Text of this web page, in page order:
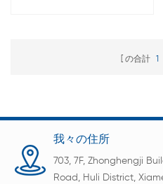
の合計 1
我々の住所
703, 7F, Zhonghengji
Road, Huli District,